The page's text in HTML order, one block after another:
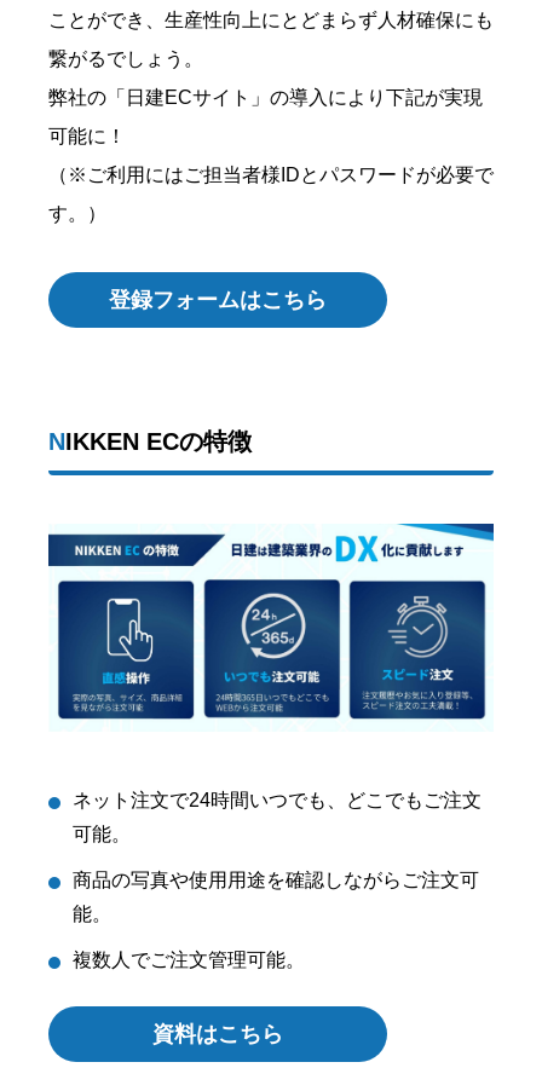
ことができ、生産性向上にとどまらず人材確保にも
繋がるでしょう。
弊社の「日建ECサイト」の導入により下記が実現
可能に！
（※ご利用にはご担当者様IDとパスワードが必要で
す。）
登録フォームはこちら
NIKKEN ECの特徴
ネット注文で24時間いつでも、どこでもご注文
可能。
商品の写真や使用用途を確認しながらご注文可
能。
複数人でご注文管理可能。
資料はこちら